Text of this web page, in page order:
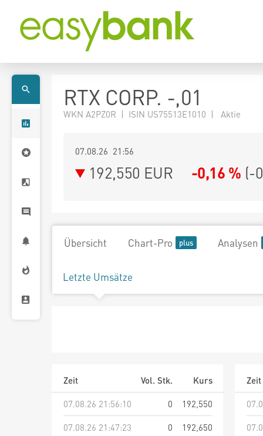
RTX CORP. -,01
WKN A2PZ0R | ISIN US75513E1010 | Aktie
07.08.26 21:56
192,550 EUR -0,16 % (-
Übersicht Chart-Pro Analysen
Letzte Umsätze
Zeit Vol. Stk.
Kurs
07.08.26 21:56:10
0
192,550
07.08.26 21:47:23
0
192,650
Zeit